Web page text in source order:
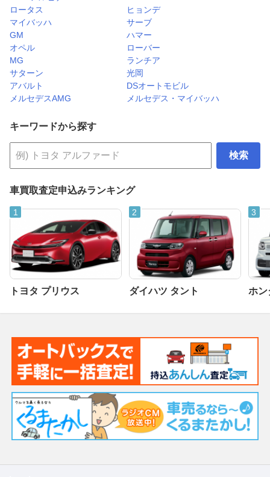
ロータス
ヒョンデ
マイバッハ
サーブ
GM
ハマー
オペル
ローバー
MG
ランチア
サターン
光岡
アバルト
DSオートモビル
メルセデスAMG
メルセデス・マイバッハ
キーワードから探す
検索
車買取査定申込みランキング
トヨタ プリウス ダイハツ タント ホン